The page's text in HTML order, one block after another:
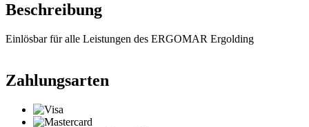
Beschreibung
Einlösbar für alle Leistungen des ERGOMAR Ergolding
Zahlungsarten